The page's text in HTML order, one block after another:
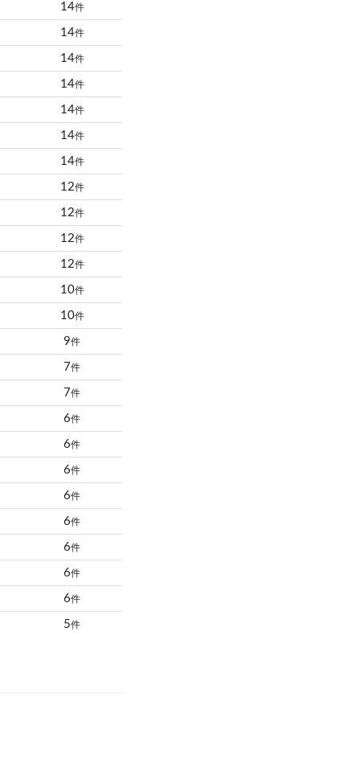
14件
14件
14件
14件
14件
14件
14件
12件
12件
12件
12件
10件
10件
9件
7件
7件
6件
6件
6件
6件
6件
6件
6件
6件
5件